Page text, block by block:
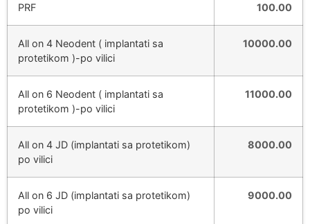
PRF 100.00
All on 4 Neodent ( implantati sa
protetikom )-po vilici
10000.00
All on 6 Neodent ( implantati sa
protetikom )-po vilici
11000.00
All on 4 JD (implantati sa protetikom)
po vilici
8000.00
All on 6 JD (implantati sa protetikom)
po vilici
9000.00